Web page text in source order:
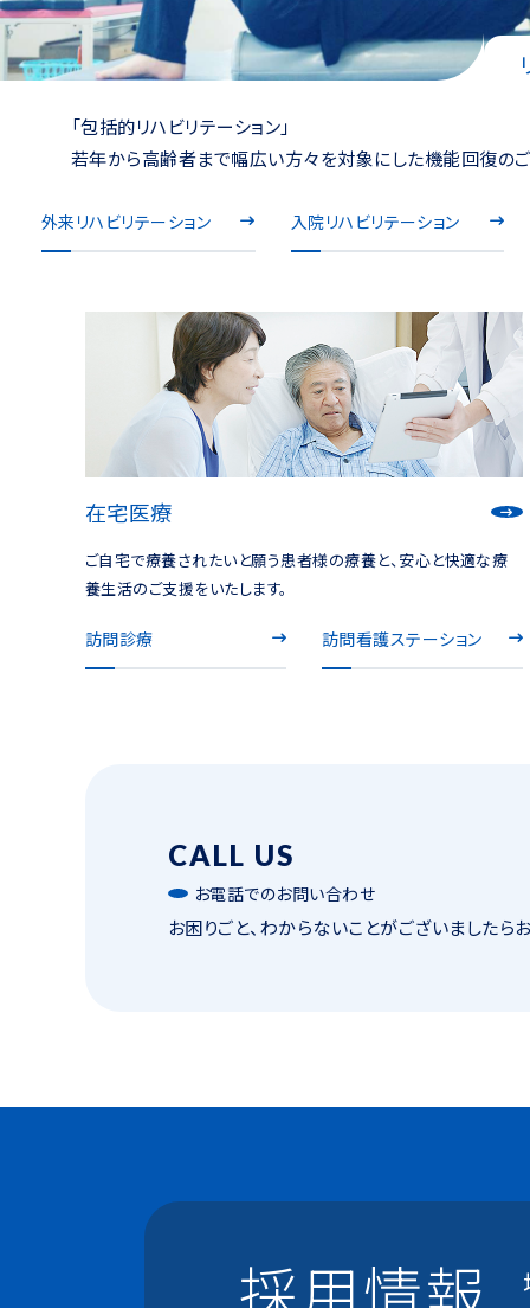
「包括的リハビリテーション」
若年から高齢者まで幅広い方々を対象にした機能回復のご
外来リハビリテーション 入院リハビリテーション
在宅医療
ご自宅で療養されたいと願う患者様の療養と、安心と快適な療
養生活のご支援をいたします。
訪問診療 訪問看護ステーション
CALL US
お電話でのお問い合わせ
お困りごと、わからないことがございましたら
採用情報